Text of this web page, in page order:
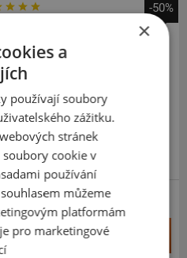
-50%
T Adventure
R17
+
×
a
používají soubory
zážitku.
stránek
soubory cookie v
používání
můžeme
platformám
pro marketingové